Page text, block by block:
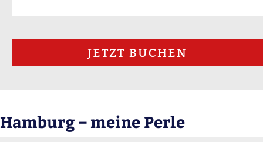
JETZT BUCHEN
Hamburg – meine Perle